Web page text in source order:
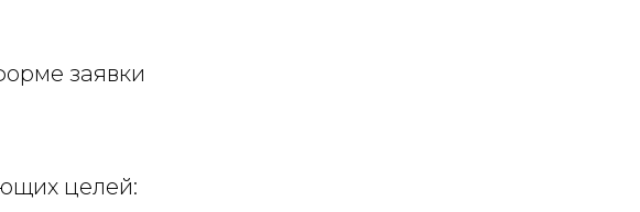
заявки
целей: